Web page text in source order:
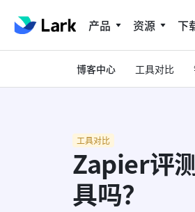
产品 资源 下
博客中心 工具对比
工具对比
Zapier评
具吗？